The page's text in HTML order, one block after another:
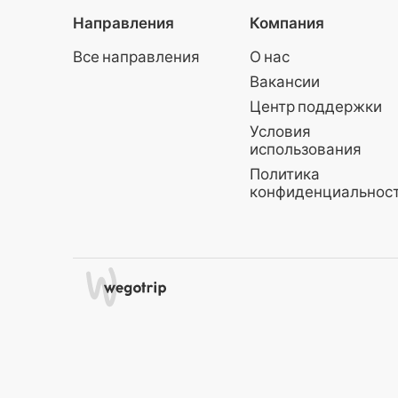
до
можете
скидки
Направления
Все направления
Компания
О нас
Вакансии
Центр поддержки
Условия
использования
Политика